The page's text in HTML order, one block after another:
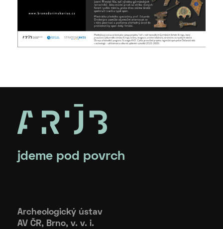
jdeme pod povrch
Archeologický ústav
AV ČR, Brno, v. v. i.